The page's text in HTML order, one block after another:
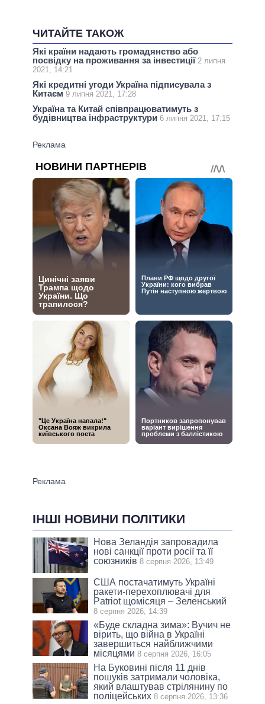
ЧИТАЙТЕ ТАКОЖ
Які країни надають громадянство або
посвідку на проживання за інвестиції 2 липня
2021, 14:21
Які кредитні угоди Україна підписувала з
Китаєм 9 липня 2021, 17:28
Україна та Китай співпрацюватимуть з
будівництва інфраструктури 6 липня 2021, 17:15
ІНШІ НОВИНИ ПОЛІТИКИ
Нова Зеландія запровадила
нові санкції проти росії та її
союзників 8 серпня 2026, 13:49
США постачатимуть Україні
ракети-перехоплювачі для
Patriot щомісяця – Зеленський
8 серпня 2026, 14:39
«Буде складна зима»: Вучич не
вірить, що війна в Україні
завершиться найближчими
місяцями 8 серпня 2026, 16:05
На Буковині після 11 днів
пошуків затримали чоловіка,
який влаштував стрілянину по
поліцейських 8 серпня 2026, 13:36